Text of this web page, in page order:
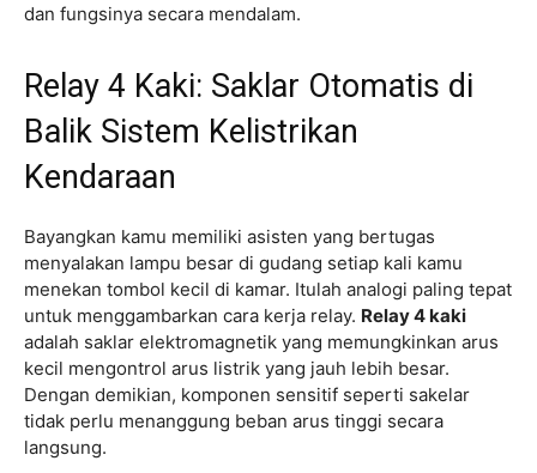
dan fungsinya secara mendalam.
Relay 4 Kaki: Saklar Otomatis di
Balik Sistem Kelistrikan
Kendaraan
Bayangkan kamu memiliki asisten yang bertugas
menyalakan lampu besar di gudang setiap kali kamu
menekan tombol kecil di kamar. Itulah analogi paling tepat
untuk menggambarkan cara kerja relay. Relay 4 kaki
adalah saklar elektromagnetik yang memungkinkan arus
kecil mengontrol arus listrik yang jauh lebih besar.
Dengan demikian, komponen sensitif seperti sakelar
tidak perlu menanggung beban arus tinggi secara
langsung.